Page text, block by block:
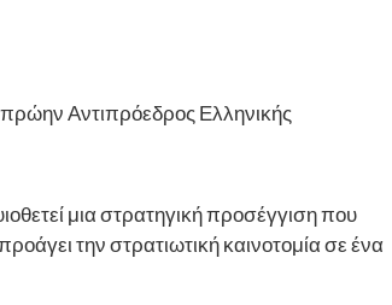
Αντιπρόεδρος Ελληνικής
μια στρατηγική προσέγγιση που
την στρατιωτική καινοτομία σε ένα